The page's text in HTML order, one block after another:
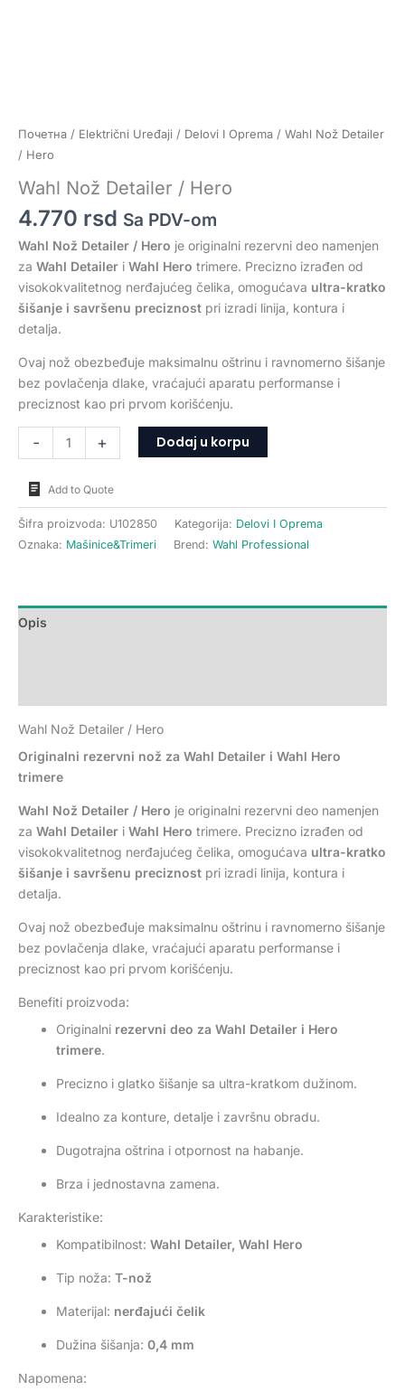
Почетна / Električni Uređaji / Delovi I Oprema / Wahl Nož Detailer
/ Hero
Wahl Nož Detailer / Hero
4.770 rsd Sa PDV-om
Wahl Nož Detailer / Hero je originalni rezervni deo namenjen
za Wahl Detailer i Wahl Hero trimere. Precizno izrađen od
visokokvalitetnog nerđajućeg čelika, omogućava ultra-kratko
šišanje i savršenu preciznost pri izradi linija, kontura i
detalja.
Ovaj nož obezbeđuje maksimalnu oštrinu i ravnomerno šišanje
bez povlačenja dlake, vraćajući aparatu performanse i
preciznost kao pri prvom korišćenju.
- + Dodaj u korpu
Add to Quote
Šifra proizvoda: U102850 Kategorija: Delovi I Oprema
Oznaka: Mašinice&Trimeri Brend: Wahl Professional
Opis
Wahl Nož Detailer / Hero
Originalni rezervni nož za Wahl Detailer i Wahl Hero
trimere
Wahl Nož Detailer / Hero je originalni rezervni deo namenjen
za Wahl Detailer i Wahl Hero trimere. Precizno izrađen od
visokokvalitetnog nerđajućeg čelika, omogućava ultra-kratko
šišanje i savršenu preciznost pri izradi linija, kontura i
detalja.
Ovaj nož obezbeđuje maksimalnu oštrinu i ravnomerno šišanje
bez povlačenja dlake, vraćajući aparatu performanse i
preciznost kao pri prvom korišćenju.
Benefiti proizvoda:
Originalni rezervni deo za Wahl Detailer i Hero
trimere.
Precizno i glatko šišanje sa ultra-kratkom dužinom.
Idealno za konture, detalje i završnu obradu.
Dugotrajna oštrina i otpornost na habanje.
Brza i jednostavna zamena.
Karakteristike:
Kompatibilnost: Wahl Detailer, Wahl Hero
Tip noža: T-nož
Materijal: nerđajući čelik
Dužina šišanja: 0,4 mm
Napomena: